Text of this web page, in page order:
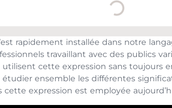
rapidement installée dans notre
travaillant avec des publics
cette expression sans toujours
ensemble les différentes
expression est employée